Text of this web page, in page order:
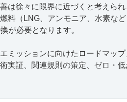
は徐々に限界に近づくと考えられ
料（ LNG 、アンモニア、水素な
が必要となります。
ミッションに向けたロードマップ
実証、関連規則の策定、ゼロ・